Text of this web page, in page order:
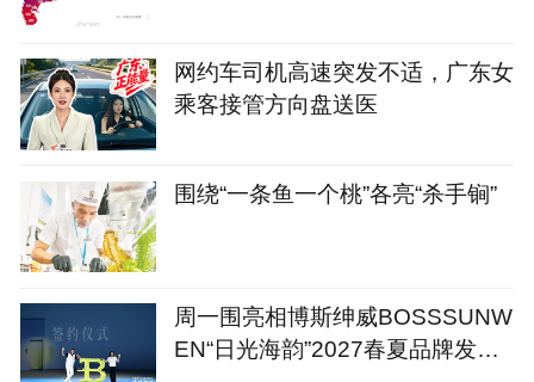
网约车司机高速突发不适，广东女
乘客接管方向盘送医
围绕“一条鱼一个桃”各亮“杀手锏”
周一围亮相博斯绅威BOSSSUNW
EN“日光海韵”2027春夏品牌发布